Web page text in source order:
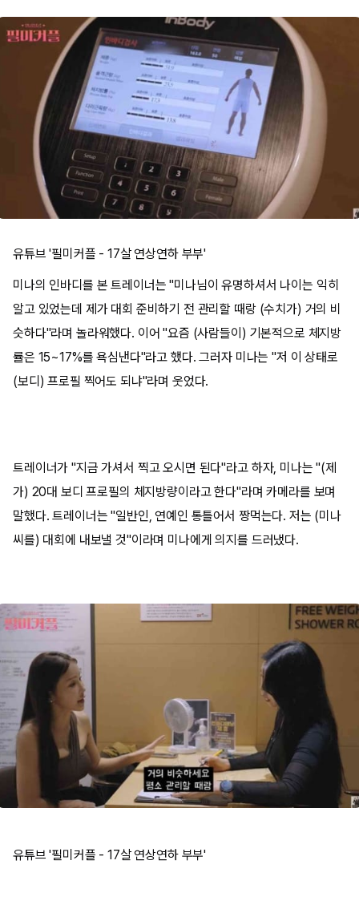
유튜브 '필미커플 - 17살 연상연하 부부'
미나의 인바디를 본 트레이너는 "미나님이 유명하셔서 나이는 익히
알고 있었는데 제가 대회 준비하기 전 관리할 때랑 (수치가) 거의 비
슷하다"라며 놀라워했다. 이어 "요즘 (사람들이) 기본적으로 체지방
률은 15~17%를 욕심낸다"라고 했다. 그러자 미나는 "저 이 상태로
(보디) 프로필 찍어도 되냐"라며 웃었다.
트레이너가 "지금 가셔서 찍고 오시면 된다"라고 하자, 미나는 "(제
가) 20대 보디 프로필의 체지방량이라고 한다"라며 카메라를 보며
말했다. 트레이너는 "일반인, 연예인 통틀어서 짱먹는다. 저는 (미나
씨를) 대회에 내보낼 것"이라며 미나에게 의지를 드러냈다.
유튜브 '필미커플 - 17살 연상연하 부부'